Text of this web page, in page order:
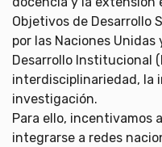
Objetivos de Desarrollo
por las Naciones
Desarrollo Institucional
interdisciplinariedad, la
investigación.
Para ello, incentivamos
integrarse a redes